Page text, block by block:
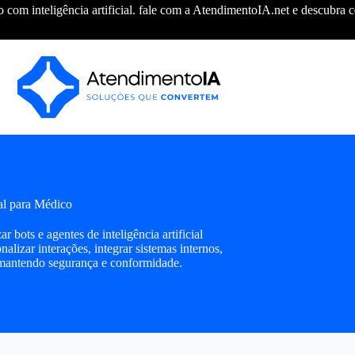
com inteligência artificial. fale com a AtendimentoIA.net e descubra
para Médico
bots e agentes de inteligência artificial
interações, integrar sistemas internos,
segurança e conformidade.